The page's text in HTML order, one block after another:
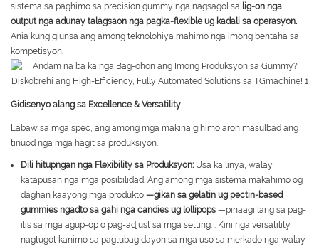
sistema sa paghimo sa precision gummy nga nagsagol sa lig-on nga
output nga adunay talagsaon nga pagka-flexible ug kadali sa operasyon.
Ania kung giunsa ang among teknolohiya mahimo nga imong bentaha sa
kompetisyon.
Gidisenyo alang sa Excellence & Versatility
Labaw sa mga spec, ang among mga makina gihimo aron masulbad ang
tinuod nga mga hagit sa produksiyon.
Dili hitupngan nga Flexibility sa Produksyon: Usa ka linya, walay
katapusan nga mga posibilidad. Ang among mga sistema makahimo og
daghan kaayong mga produkto—gikan sa gelatin ug pectin-based
gummies ngadto sa gahi nga candies ug lollipops —pinaagi lang sa pag-
ilis sa mga agup-op o pag-adjust sa mga setting. . Kini nga versatility
nagtugot kanimo sa pagtubag dayon sa mga uso sa merkado nga walay